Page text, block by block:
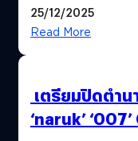
25/12/2025
Read More
เตรียมปิดตำน
‘naruk’